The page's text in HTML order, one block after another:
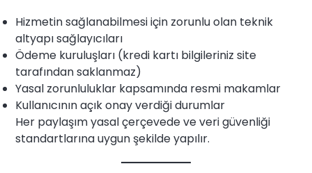
Hizmetin sağlanabilmesi için zorunlu olan teknik
altyapı sağlayıcıları
Ödeme kuruluşları (kredi kartı bilgileriniz site
tarafından saklanmaz)
Yasal zorunluluklar kapsamında resmi makamlar
Kullanıcının açık onay verdiği durumlar
Her paylaşım yasal çerçevede ve veri güvenliği
standartlarına uygun şekilde yapılır.